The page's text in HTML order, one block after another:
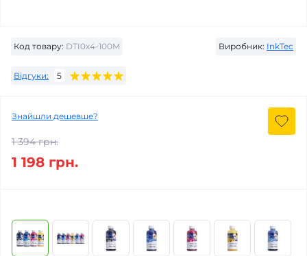
Код товару: DTI0x4-100M Виробник: InkTec
Відгуки: 5
Знайшли дешевше?
1 394 грн.
1 198 грн.